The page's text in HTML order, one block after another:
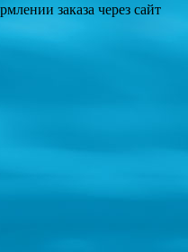
заказа через сайт